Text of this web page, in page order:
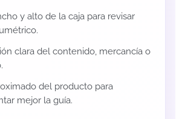
y alto de la caja para revisar
clara del contenido, mercancía o
del producto para
mejor la guía.